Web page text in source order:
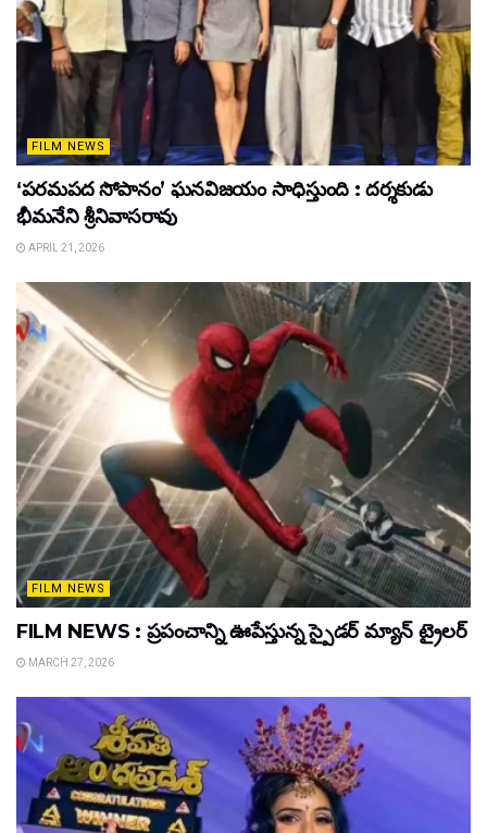
FILM NEWS
‘పరమపద సోపానం’ ఘనవిజయం సాధిస్తుంది : దర్శకుడు
భీమనేని శ్రీనివాసరావు
APRIL 21, 2026
FILM NEWS
FILM NEWS : ప్రపంచాన్ని ఊపేస్తున్న స్పైడర్ మ్యాన్ ట్రైలర్
MARCH 27, 2026